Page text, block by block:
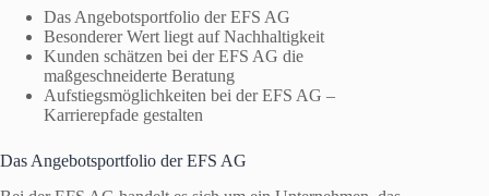
Das Angebotsportfolio der EFS AG
Besonderer Wert liegt auf Nachhaltigkeit
Kunden schätzen bei der EFS AG die
maßgeschneiderte Beratung
Aufstiegsmöglichkeiten bei der EFS AG –
Karrierepfade gestalten
Das Angebotsportfolio der EFS AG